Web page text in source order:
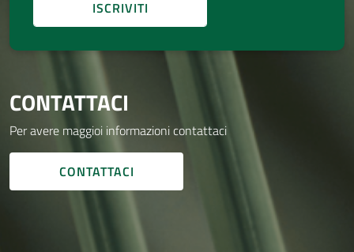
CONTATTACI
Per avere maggioi informazioni contattaci
CONTATTACI